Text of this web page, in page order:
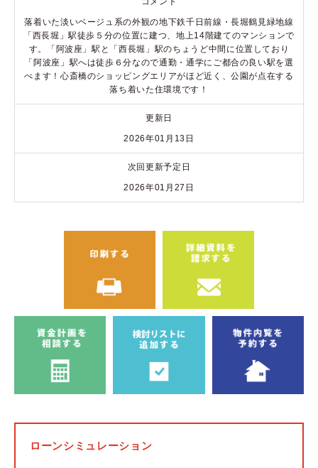
落着いた淡いベージュ系の外観の地下鉄千日前線・長堀鶴見緑地線
「西長堀」駅徒歩５分の位置に建つ、地上14階建てのマンションで
す。「阿波座」駅と「西長堀」駅のちょうど中間に位置しており
「阿波座」駅へは徒歩６分なので通勤・通学にご都合の良い駅を選
べます！心斎橋のショッピングエリアがほど近く、公園が点在する
落ち着いた住環境です！
更新日
2026年01月13日
次回更新予定日
2026年01月27日
ローンシミュレーション